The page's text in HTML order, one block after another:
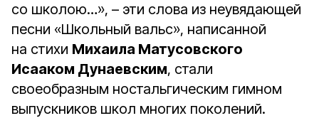
со школою…», – эти слова из неувядающей
песни «Школьный вальс», написанной
на стихи Михаила Матусовского
Исааком Дунаевским, стали
своеобразным ностальгическим гимном
выпускников школ многих поколений.